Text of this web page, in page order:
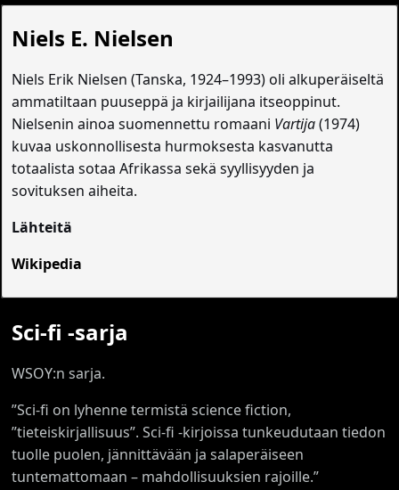
Niels E. Nielsen
Niels Erik Nielsen (Tanska, 1924–1993) oli alkuperäiseltä
ammatiltaan puuseppä ja kirjailijana itseoppinut.
Nielsenin ainoa suomennettu romaani Vartija(1974)
kuvaa uskonnollisesta hurmoksesta kasvanutta
totaalista sotaa Afrikassa sekä syyllisyyden ja
sovituksen aiheita.
Lähteitä
Wikipedia
Sci-fi -sarja
WSOY:n sarja.
”Sci-fi on lyhenne termistä science fiction,
”tieteiskirjallisuus”. Sci-fi -kirjoissa tunkeudutaan tiedon
tuolle puolen, jännittävään ja salaperäiseen
tuntemattomaan – mahdollisuuksien rajoille.”